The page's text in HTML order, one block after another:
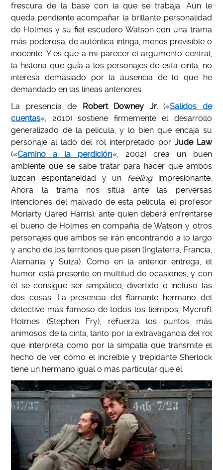
frescura de la base con la que se trabaja. Aún le
queda pendiente acompañar la brillante personalidad
de Holmes y su fiel escudero Watson con una trama
más poderosa, de auténtica intriga, menos previsible o
inocente. Y es que a mi parecer el argumento central,
la historia que guía a los personajes de esta cinta, no
interesa demasiado por la ausencia de lo que he
demandado en las líneas anteriores.
La presencia de
Robert Downey Jr.(«Salidos de
cuentas«, 2010) sostiene firmemente el desarrollo
generalizado de la película, y lo bien que encaja su
personaje al lado del rol interpretado por Jude Law
(«Camino a la perdición«, 2002) crea un buen
ambiente que se sabe tratar para hacer que ambos
luzcan espontaneidad y un feelingimpresionante.
Ahora la trama nos sitúa ante las perversas
intenciones del malvado de esta película, el profesor
Moriarty (Jared Harris), ante quien deberá enfrentarse
el bueno de Holmes en compañía de Watson y otros
personajes que ambos se irán encontrando a lo largo
y ancho de los territorios que pisen (Inglaterra, Francia,
Alemania y Suiza). Como en la anterior entrega, el
humor está presente en multitud de ocasiones, y con
él se consigue ser simpático, divertido o incluso las
dos cosas. La presencia del flamante hermano del
detective más famoso de todos los tiempos, Mycroft
Holmes (Stephen Fry), refuerza los puntos más
animosos de la cinta, tanto por la extravagancia del rol
que interpreta como por la simpatía que transmite el
hecho de ver cómo el increíble y trepidante Sherlock
tiene un hermano igual o más particular que él.